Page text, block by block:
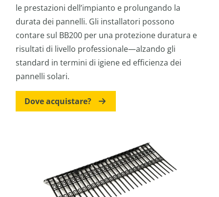
le prestazioni dell’impianto e prolungando la
durata dei pannelli. Gli installatori possono
contare sul BB200 per una protezione duratura e
risultati di livello professionale—alzando gli
standard in termini di igiene ed efficienza dei
pannelli solari.
Dove acquistare?